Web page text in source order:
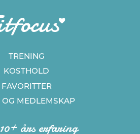
TRENING
KOSTHOLD
FAVORITTER
OG MEDLEMSKAP
10+ års erfaring